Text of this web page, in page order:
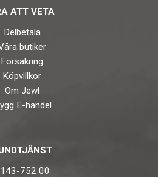
ATT VETA
Delbetala
butiker
Försäkring
Köpvillkor
Om Jewl
E-handel
752 00